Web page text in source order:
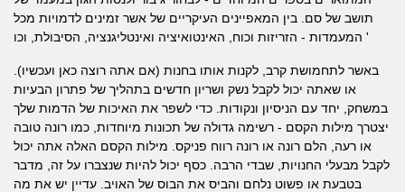
תושב של סם. בין המאפיינים העיקריים של אשר זמינים לדמויות מכל
המעמדות - הזריזות וכוח, האינטואיציה ואינטליגנציה, הסיבולת, וכו '
באשר לתחמושת קרב, לקנות אותו בחנות (אם אתה רוצה כאן ועכשיו).
או שאתה יכול לקבל נשק ושריון חדשים בתהליך של פתרון הבעיות
במשחק, יחד עם הניסיון ונקודות. כדי לשפר את האיכות של הדמות שלך
יצטרך מילות הקסם - רשימה גדולה של תכונות מיוחדות, כמו רונה טובה
או רעה, הלם רונה או רונה רווח פניקס. מילות הקסם האלה אתה יכול
לקבל מבעלי החנויות, שבדי הרבה. כסף יכול להיות שנצברו על זה, מדבר
בטבעת או פשוט נלחם והביס את הבוס של האויב. עדיין יש את מה